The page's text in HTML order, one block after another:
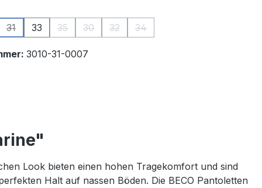
ist zurzeit nicht verfügbar.)
Option ist zurzeit nicht verfügbar.)
31
(Diese Option ist zurzeit nicht verfügbar.)
33 35
(Diese Option ist zurzeit nicht verfügbar.)
30
(Diese Option ist zurzeit nicht verfügbar.)
32
(Diese Option ist zurzeit nicht
34
(Diese Option ist zurzeit nicht
3010-31-0007
Look bieten einen hohen Tragekomfort und sind
Halt auf nassen Böden. Die BECO Pantoletten